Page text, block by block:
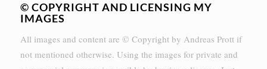
© COPYRIGHT AND LICENSING MY
IMAGES
All images and content are © Copyright by Andreas Prott if
not mentioned otherwise. Using the images for private and